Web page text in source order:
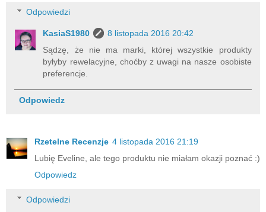
Odpowiedzi
KasiaS1980
8 listopada 2016 20:42
Sądzę, że nie ma marki, której wszystkie produkty
byłyby rewelacyjne, choćby z uwagi na nasze osobiste
preferencje.
Odpowiedz
Rzetelne Recenzje 4 listopada 2016 21:19
Lubię Eveline, ale tego produktu nie miałam okazji poznać :)
Odpowiedz
Odpowiedzi